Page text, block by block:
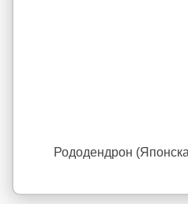
Рододендрон